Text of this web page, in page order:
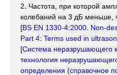
2. Частота, при которой
колебаний на 3 дБ меньше,
[BS EN 1330-4:2000. Non-
Part 4: Terms used in
[Система неразрушающего
технология
определения (справочное